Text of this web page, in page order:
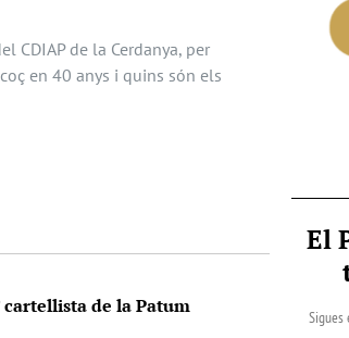
CDIAP de la Cerdanya, per
en 40 anys i quins són els
de la Patum
El